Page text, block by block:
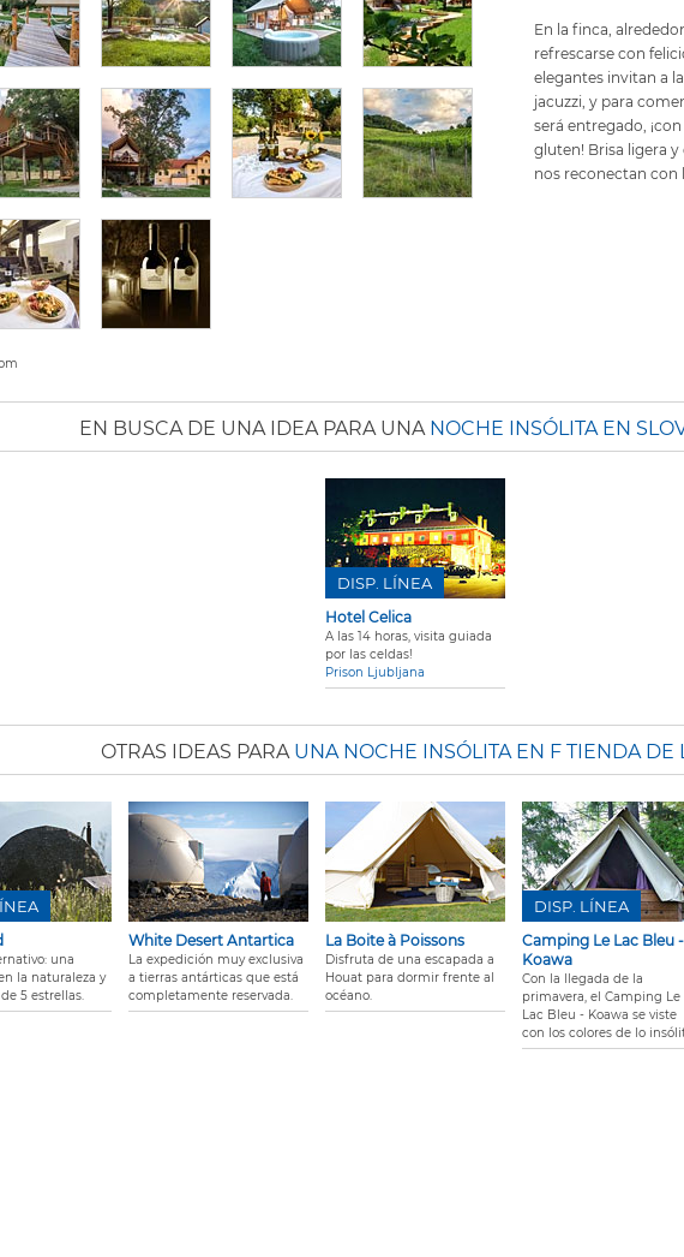
En la finca,
refrescarse con
elegantes invitan a
jacuzzi, y para
será entregado,
gluten! Brisa ligera
nos reconectan con
EN BUSCA DE UNA IDEA PARA UNA NOCHE INSÓLITA EN
Hotel Celica
A las 14 horas, visita guiada
por las celdas!
Prison Ljubljana
DISP. LÍNEA
OTRAS IDEAS PARA UNA NOCHE INSÓLITA EN F TIENDA DE
una
la naturaleza y
5 estrellas.
White Desert Antartica
La expedición muy exclusiva
a tierras antárticas que está
completamente reservada.
La Boite à Poissons
Disfruta de una escapada a
Houat para dormir frente al
océano.
Camping Le Lac Bleu -
Koawa
Con la llegada de la
primavera, el Camping Le
Lac Bleu - Koawa se viste
con los colores de lo
DISP. LÍNEA